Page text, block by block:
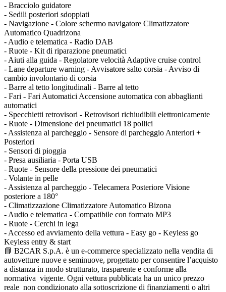
- Bracciolo guidatore
- Sedili posteriori sdoppiati
- Navigazione - Colore schermo navigatore Climatizzatore
Automatico Quadrizona
- Audio e telematica - Radio DAB
- Ruote - Kit di riparazione pneumatici
- Aiuti alla guida - Regolatore velocità Adaptive cruise control
- Lane departure warning - Avvisatore salto corsia - Avviso di
cambio involontario di corsia
- Barre al tetto longitudinali - Barre al tetto
- Fari - Fari Automatici Accensione automatica con abbaglianti
automatici
- Specchietti retrovisori - Retrovisori richiudibili elettronicamente
- Ruote - Dimensione dei pneumatici 18 pollici
- Assistenza al parcheggio - Sensore di parcheggio Anteriori +
Posteriori
- Sensori di pioggia
- Presa ausiliaria - Porta USB
- Ruote - Sensore della pressione dei pneumatici
- Volante in pelle
- Assistenza al parcheggio - Telecamera Posteriore Visione
posteriore a 180°
- Climatizzazione Climatizzatore Automatico Bizona
- Audio e telematica - Compatibile con formato MP3
- Ruote - Cerchi in lega
- Accesso ed avviamento della vettura - Easy go - Keyless go
Keyless entry & start
📘 B2CAR S.p.A. è un e-commerce specializzato nella vendita di
autovetture nuove e seminuove, progettato per consentire l’acquisto
a distanza in modo strutturato, trasparente e conforme alla
normativa vigente. Ogni vettura pubblicata ha un unico prezzo
reale non condizionato alla sottoscrizione di finanziamenti o altri